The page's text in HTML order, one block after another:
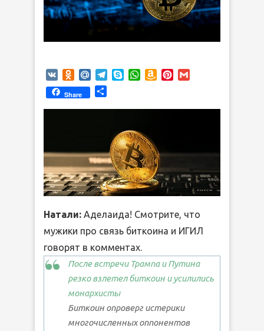
VK Odnoklassniki
Mail.RuTelegram
SkypeWhatsApp
AmazonPinterest
Share
Натали: Аделаида! Смотрите, что
мужики про связь биткоина и ИГИЛ
говорят в комментах.
После встречи Трампа и Путина
резко взлетел биткоин и усилились
монархисты
Биткоин опроверг истерики
многочисленных оппонентов